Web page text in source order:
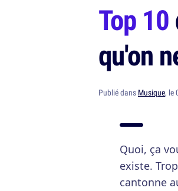
Top 10
qu'on
Publié dans Musique, le
Quoi, ça
existe.
cantonne